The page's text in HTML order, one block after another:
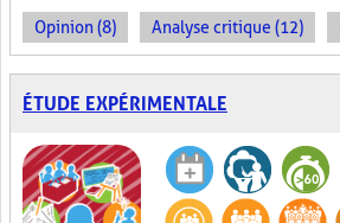
Opinion (8) Analyse critique (12)
ÉTUDE EXPÉRIMENTALE